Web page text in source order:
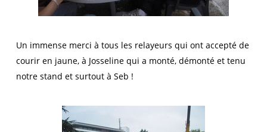
Un immense merci à tous les relayeurs qui ont accepté de
courir en jaune, à Josseline qui a monté, démonté et tenu
notre stand et surtout à Seb !